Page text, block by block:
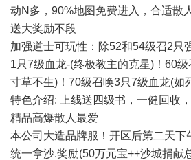
动N多，90%地图免费进入，合适散
送大奖励不段
加强道士可玩性：除52和54级召2只
1只7级血龙-(终极教主的克星)！60
寸草不生)！70级召唤3只7级血龙(如
特色介绍: 上线送四级书，一健回收
精品高爆散人最爱
本公司大造品牌服！开区后第二天下
统一拿沙.奖励(50万元宝++沙城捐献